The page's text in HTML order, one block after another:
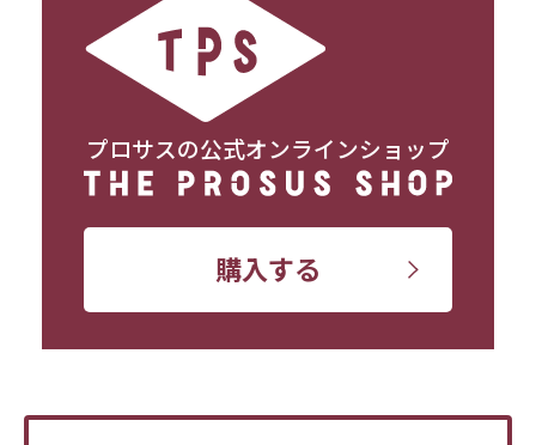
プロサスの公式オンラインショップ
購入する